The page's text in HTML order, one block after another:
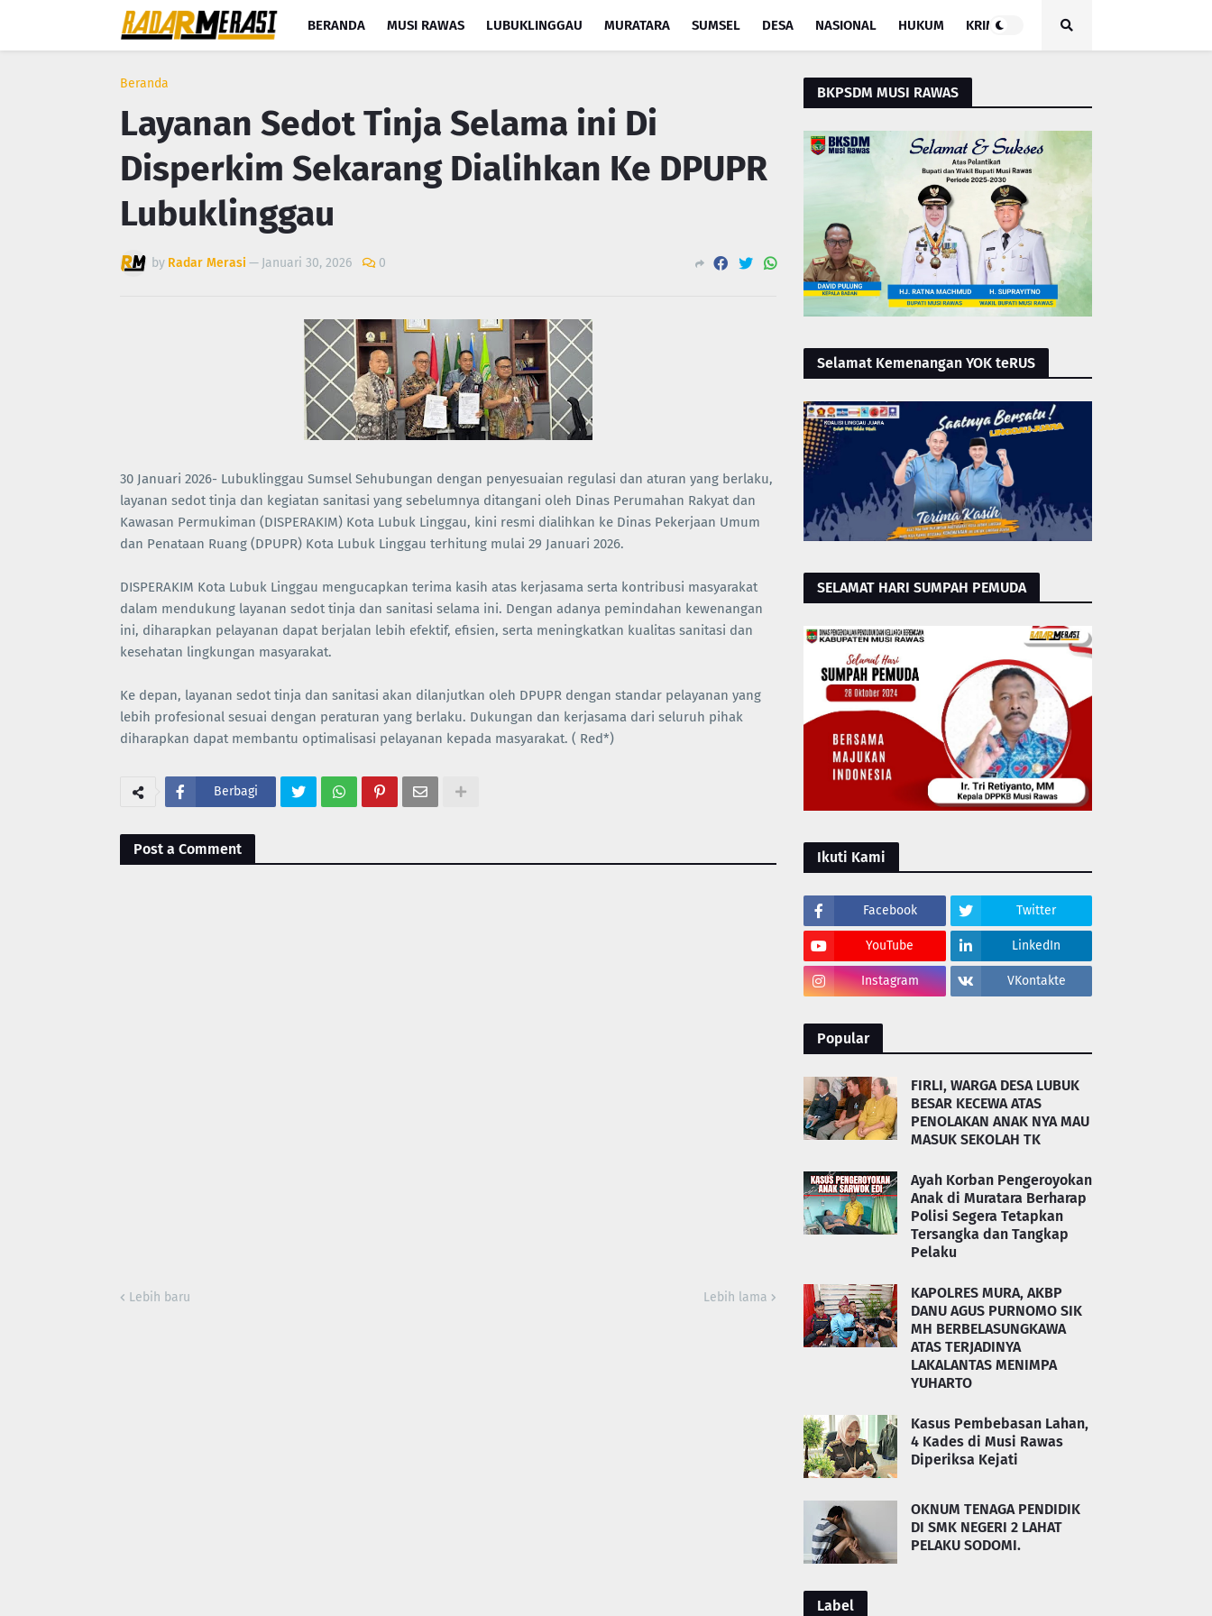
BERANDA MUSI RAWAS LUBUKLINGGAU MURATARA SUMSEL DESA NASIONAL HUKUM KRIMINAL
Beranda
Layanan Sedot Tinja Selama ini Di
Disperkim Sekarang Dialihkan Ke DPUPR
Lubuklinggau
by Radar Merasi — Januari 30, 2026 0
30 Januari 2026- Lubuklinggau Sumsel Sehubungan dengan penyesuaian regulasi dan aturan yang berlaku,
layanan sedot tinja dan kegiatan sanitasi yang sebelumnya ditangani oleh Dinas Perumahan Rakyat dan
Kawasan Permukiman (DISPERAKIM) Kota Lubuk Linggau, kini resmi dialihkan ke Dinas Pekerjaan Umum
dan Penataan Ruang (DPUPR) Kota Lubuk Linggau terhitung mulai 29 Januari 2026.
DISPERAKIM Kota Lubuk Linggau mengucapkan terima kasih atas kerjasama serta kontribusi masyarakat
dalam mendukung layanan sedot tinja dan sanitasi selama ini. Dengan adanya pemindahan kewenangan
ini, diharapkan pelayanan dapat berjalan lebih efektif, efisien, serta meningkatkan kualitas sanitasi dan
kesehatan lingkungan masyarakat.
Ke depan, layanan sedot tinja dan sanitasi akan dilanjutkan oleh DPUPR dengan standar pelayanan yang
lebih profesional sesuai dengan peraturan yang berlaku. Dukungan dan kerjasama dari seluruh pihak
diharapkan dapat membantu optimalisasi pelayanan kepada masyarakat. ( Red*)
Berbagi
Post a Comment
Lebih baru Lebih lama
BKPSDM MUSI RAWAS
Selamat Kemenangan YOK teRUS
SELAMAT HARI SUMPAH PEMUDA
Ikuti Kami
Facebook Twitter
YouTube LinkedIn
Instagram VKontakte
Popular
FIRLI, WARGA DESA LUBUK
BESAR KECEWA ATAS
PENOLAKAN ANAK NYA MAU
MASUK SEKOLAH TK
Ayah Korban Pengeroyokan
Anak di Muratara Berharap
Polisi Segera Tetapkan
Tersangka dan Tangkap
Pelaku
KAPOLRES MURA, AKBP
DANU AGUS PURNOMO SIK
MH BERBELASUNGKAWA
ATAS TERJADINYA
LAKALANTAS MENIMPA
YUHARTO
Kasus Pembebasan Lahan,
4 Kades di Musi Rawas
Diperiksa Kejati
OKNUM TENAGA PENDIDIK
DI SMK NEGERI 2 LAHAT
PELAKU SODOMI.
Label